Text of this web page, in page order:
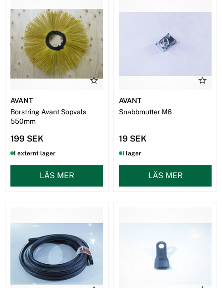
AVANT
Borstring Avant Sopvals
550mm
199 SEK
I externt lager
LÄS MER
AVANT
Snabbmutter M6
19 SEK
I lager
LÄS MER